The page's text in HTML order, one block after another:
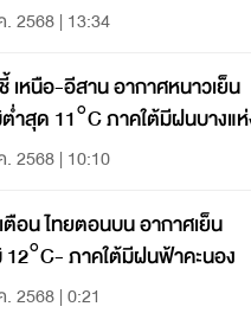
2568 | 13:34
เหนือ-อีสาน อากาศหนาวเย็น
สุด 11°C ภาคใต้มีฝนบางแ
2568 | 10:10
อน ไทยตอนบน อากาศเย็น
ภาคใต้มีฝนฟ้าคะนอง
2568 | 0:21